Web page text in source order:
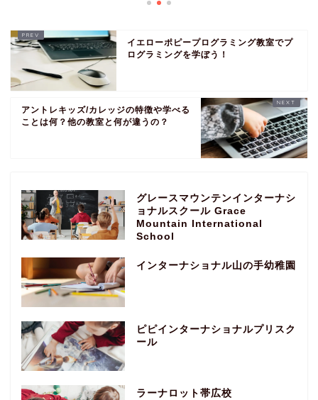
イエローポピープログラミング教室でプ
ログラミングを学ぼう！
アントレキッズ/カレッジの特徴や学べる
ことは何？他の教室と何が違うの？
グレースマウンテンインターナシ
ョナルスクール Grace
Mountain International
School
インターナショナル山の手幼稚園
ピピインターナショナルプリスク
ール
ラーナロット帯広校